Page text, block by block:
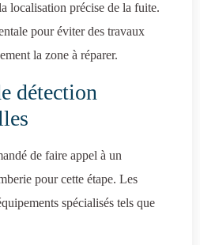
localisation précise de la fuite.
pour éviter des travaux
la zone à réparer.
détection
de faire appel à un
pour cette étape. Les
spécialisés tels que